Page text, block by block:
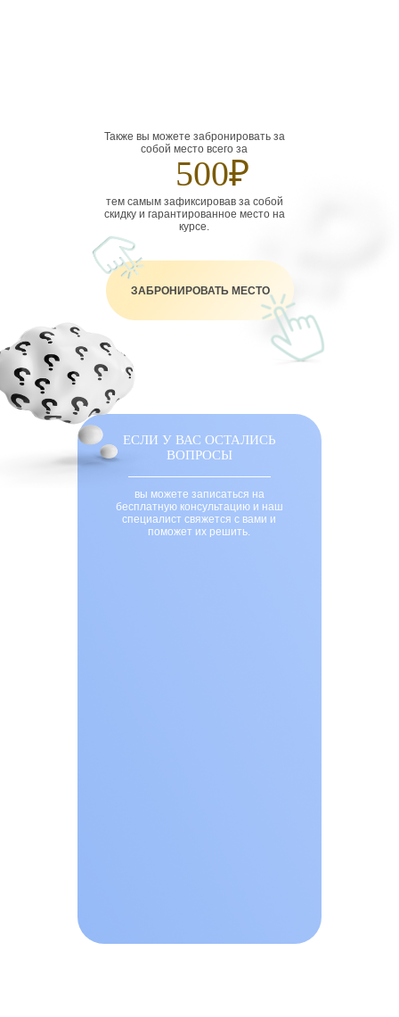
ЗАБРОНИРОВАТЬ МЕСТО
Также вы можете забронировать за
собой место всего за
500₽
ЕСЛИ У ВАС ОСТАЛИСЬ
ВОПРОСЫ
вы можете записаться на
бесплатную консультацию и наш
специалист свяжется с вами и
поможет их решить.
тем самым зафиксировав за собой
скидку и гарантированное место на
курсе.